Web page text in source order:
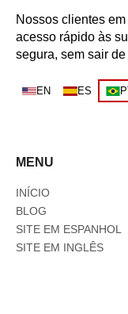
Nossos clientes
acesso rápido às
segura, sem sair
EN ES
MENU
INÍCIO
BLOG
SITE EM ESPANHOL
SITE EM INGLÊS